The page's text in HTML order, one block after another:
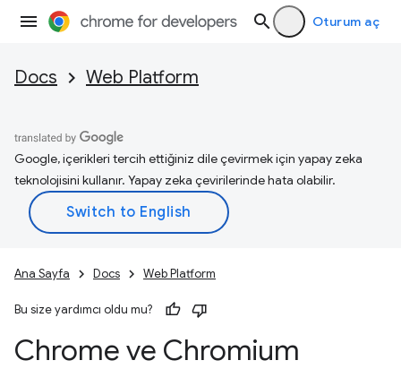
Oturum aç
Docs Web Platform
Google, içerikleri tercih ettiğiniz dile çevirmek için yapay zeka
teknolojisini kullanır. Yapay zeka çevirilerinde hata olabilir.
Ana Sayfa Docs Web Platform
Bu size yardımcı oldu mu?
Chrome ve Chromium